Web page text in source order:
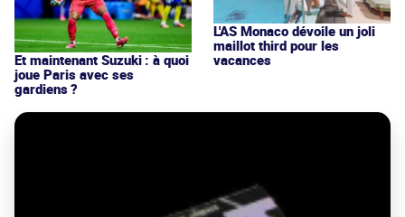
Et maintenant Suzuki : à quoi
joue Paris avec ses
gardiens ?
L'AS Monaco dévoile un joli
maillot third pour les
vacances